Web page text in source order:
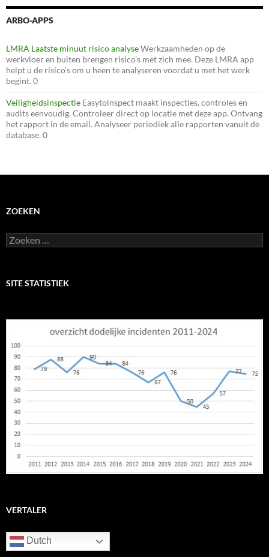
ARBO-APPS
LMRA Laatste minuut risico analyseWerkzaamheden op de
werkvloer en buiten brengen risico’s met zich mee. Deze LMRA app
helpt u de risico’s om u heen te analyseren voordat u met het werk
begint. 0
Veiligheidsinspectie Easytoinspect maakt inspecties, controles en
audits eenvoudig. Controleer direct op locatie met deze app. Ontvang
het rapport in de email. Analyseer periodiek alle rapporten vanuit de
database. 0
ZOEKEN
Zoeken
naar:
SITE STATISTIEK
VERTALER
Dutch